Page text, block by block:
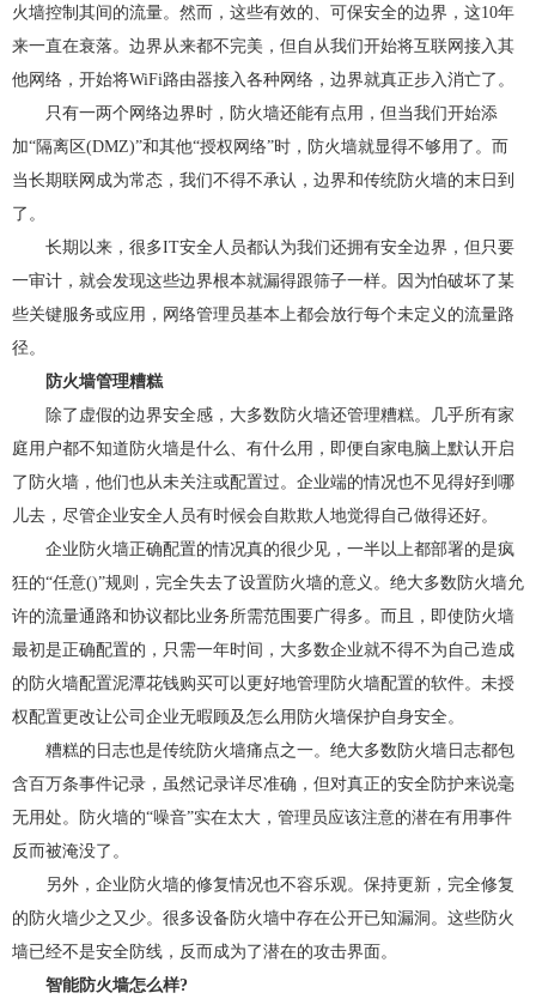
火墙控制其间的流量。然而，这些有效的、可保安全的边界，这10年
来一直在衰落。边界从来都不完美，但自从我们开始将互联网接入其
他网络，开始将WiFi路由器接入各种网络，边界就真正步入消亡了。
只有一两个网络边界时，防火墙还能有点用，但当我们开始添
加“隔离区(DMZ)”和其他“授权网络”时，防火墙就显得不够用了。而
当长期联网成为常态，我们不得不承认，边界和传统防火墙的末日到
了。
长期以来，很多IT安全人员都认为我们还拥有安全边界，但只要
一审计，就会发现这些边界根本就漏得跟筛子一样。因为怕破坏了某
些关键服务或应用，网络管理员基本上都会放行每个未定义的流量路
径。
防火墙管理糟糕
除了虚假的边界安全感，大多数防火墙还管理糟糕。几乎所有家
庭用户都不知道防火墙是什么、有什么用，即便自家电脑上默认开启
了防火墙，他们也从未关注或配置过。企业端的情况也不见得好到哪
儿去，尽管企业安全人员有时候会自欺欺人地觉得自己做得还好。
企业防火墙正确配置的情况真的很少见，一半以上都部署的是疯
狂的“任意()”规则，完全失去了设置防火墙的意义。绝大多数防火墙允
许的流量通路和协议都比业务所需范围要广得多。而且，即使防火墙
最初是正确配置的，只需一年时间，大多数企业就不得不为自己造成
的防火墙配置泥潭花钱购买可以更好地管理防火墙配置的软件。未授
权配置更改让公司企业无暇顾及怎么用防火墙保护自身安全。
糟糕的日志也是传统防火墙痛点之一。绝大多数防火墙日志都包
含百万条事件记录，虽然记录详尽准确，但对真正的安全防护来说毫
无用处。防火墙的“噪音”实在太大，管理员应该注意的潜在有用事件
反而被淹没了。
另外，企业防火墙的修复情况也不容乐观。保持更新，完全修复
的防火墙少之又少。很多设备防火墙中存在公开已知漏洞。这些防火
墙已经不是安全防线，反而成为了潜在的攻击界面。
智能防火墙怎么样?